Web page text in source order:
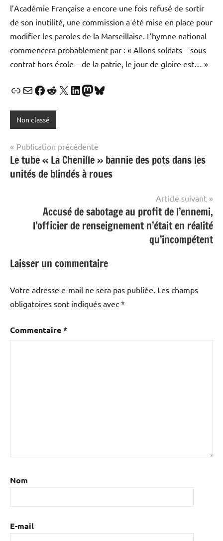
l’Académie Française a encore une fois refusé de sortir
de son inutilité, une commission a été mise en place pour
modifier les paroles de la Marseillaise. L’hymne national
commencera probablement par : « Allons soldats – sous
contrat hors école – de la patrie, le jour de gloire est… »
LienE-mailFacebook
Reddit
X LinkedIn
Mastodon
Bluesky
Non classé
Navigation
de
l’article
Publication précédente
Le tube « La Chenille » bannie des pots dans les
unités de blindés à roues
Article suivant
Accusé de sabotage au profit de l’ennemi,
l’officier de renseignement n’était en réalité
qu’incompétent
Laisser un commentaire
Votre adresse e-mail ne sera pas publiée. Les champs
obligatoires sont indiqués avec *
Commentaire*
Nom
E-mail